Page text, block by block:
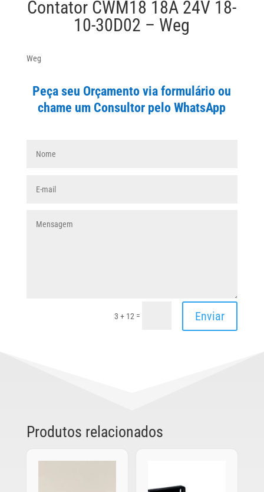
Contator CWM18 18A 24V 18-
10-30D02 – Weg
Weg
Peça seu Orçamento via formulário ou
chame um Consultor pelo WhatsApp
3 + 12 = Enviar
Produtos relacionados